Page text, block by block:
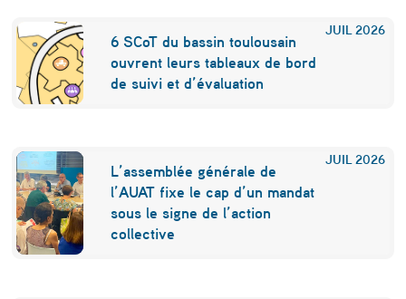
n
a
i
b
é
r
JUIL 2026
6 SCoT du bassin toulousain
ouvrent leurs tableaux de bord
de suivi et d’évaluation
JUIL 2026
L’assemblée générale de
l’AUAT fixe le cap d’un mandat
sous le signe de l’action
collective